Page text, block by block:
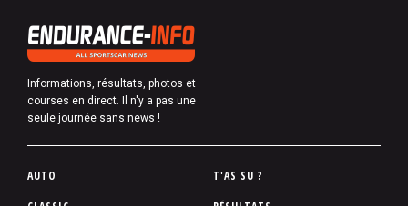
Informations, résultats, photos et
courses en direct. Il n'y a pas une
seule journée sans news !
P
AUTO
T'AS SU ?